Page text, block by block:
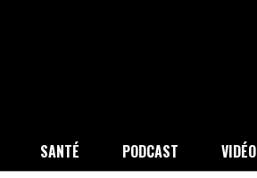
SANTÉ PODCAST VIDÉO